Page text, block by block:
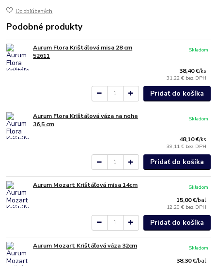
Do obľúbených
Podobné produkty
Aurum Flora Krištáľová misa 28 cm
52611
38,40 €/ks
31,22 € bez DPH
Skladom
Pridať do košíka
Aurum Flora Krištáľová váza na nohe
36,5 cm
48,10 €/ks
39,11 € bez DPH
Skladom
Pridať do košíka
Aurum Mozart Krištáľová misa 14cm
15,00 €/bal
12,20 € bez DPH
Skladom
Pridať do košíka
Aurum Mozart Krištáľová váza 32cm
38,30 €/bal
Skladom